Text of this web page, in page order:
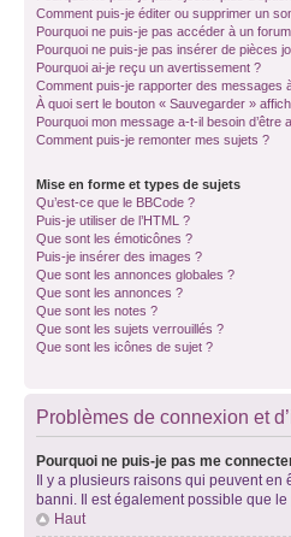
Comment puis-je éditer ou supprimer un
Pourquoi ne puis-je pas accéder à un
Pourquoi ne puis-je pas insérer de pièces
Pourquoi ai-je reçu un avertissement ?
Comment puis-je rapporter des messages
À quoi sert le bouton « Sauvegarder »
Pourquoi mon message a-t-il besoin d’être
Comment puis-je remonter mes sujets ?
Mise en forme et types de sujets
Qu’est-ce que le BBCode ?
Puis-je utiliser de l’HTML ?
Que sont les émoticônes ?
Puis-je insérer des images ?
Que sont les annonces globales ?
Que sont les annonces ?
Que sont les notes ?
Que sont les sujets verrouillés ?
Que sont les icônes de sujet ?
Problèmes de connexion et
Pourquoi ne puis-je pas me
Il y a plusieurs raisons qui peuvent
banni. Il est également possible que
Haut